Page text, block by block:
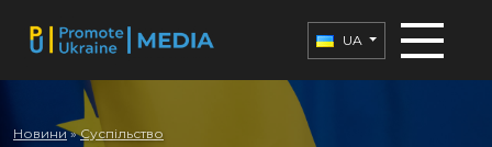
UA
Новини » Суспільство